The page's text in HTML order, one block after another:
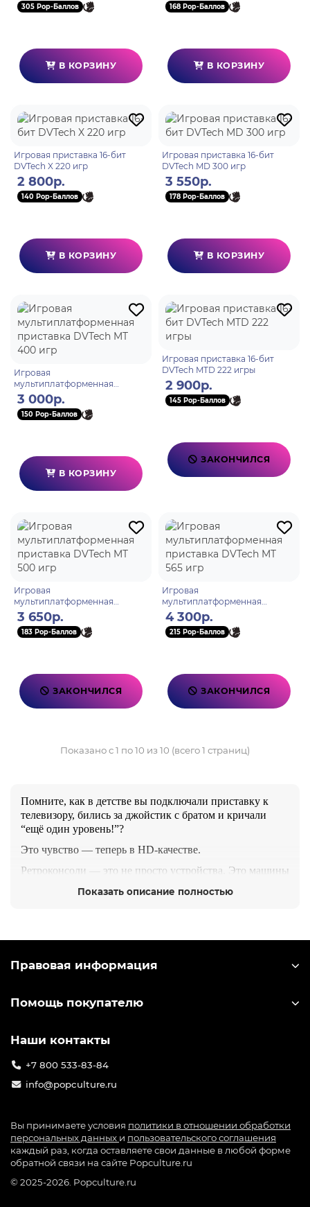
305 Pop-Баллов
В КОРЗИНУ
168 Pop-Баллов
В КОРЗИНУ
Игровая приставка 16-бит
DVTech X 220 игр
2 800р.
140 Pop-Баллов
В КОРЗИНУ
Игровая приставка 16-бит
DVTech MD 300 игр
3 550р.
178 Pop-Баллов
В КОРЗИНУ
Игровая
мультиплатформенная
приставка DVTech MT 400 игр
3 000р.
150 Pop-Баллов
В КОРЗИНУ
Игровая приставка 16-бит
DVTech MTD 222 игры
2 900р.
145 Pop-Баллов
ЗАКОНЧИЛСЯ
Игровая
мультиплатформенная
приставка DVTech MT 500 игр
3 650р.
183 Pop-Баллов
ЗАКОНЧИЛСЯ
Игровая
мультиплатформенная
приставка DVTech MT 565 игр
4 300р.
215 Pop-Баллов
ЗАКОНЧИЛСЯ
Показано с 1 по 10 из 10 (всего 1 страниц)
Помните, как в детстве вы подключали приставку к
телевизору, бились за джойстик с братом и кричали
“ещё один уровень!”?
Это чувство — теперь в HD-качестве.
Ретроконсоли — это не просто устройства. Это машины
У нас вы найдёте:
Genesis Mini, Mega Drive
поддержкой современных ТВ
ценителей стиля и эксклюзива
Универсальные решения — PGP AIO и DVTech: 1000+
Коллекционные издания — лимитированные боксы,
постеры, артбуки, подарочная упаковка
Для кого это:
Показать описание полностью
Правовая информация
Помощь покупателю
Наши контакты
+7 800 533-83-84
info@popculture.ru
Вы принимаете условия политики в отношении обработки
персональных данных и пользовательского соглашения
каждый раз, когда оставляете свои данные в любой форме
обратной связи на сайте Popculture.ru
© 2025-2026. Popculture.ru